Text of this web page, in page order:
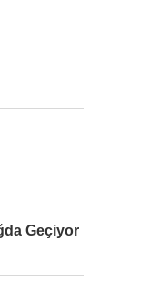
Geçiyor